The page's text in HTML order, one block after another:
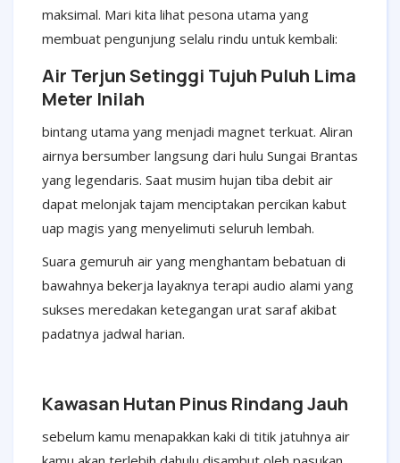
maksimal. Mari kita lihat pesona utama yang
membuat pengunjung selalu rindu untuk kembali:
Air Terjun Setinggi Tujuh Puluh Lima
Meter Inilah
bintang utama yang menjadi magnet terkuat. Aliran
airnya bersumber langsung dari hulu Sungai Brantas
yang legendaris. Saat musim hujan tiba debit air
dapat melonjak tajam menciptakan percikan kabut
uap magis yang menyelimuti seluruh lembah.
Suara gemuruh air yang menghantam bebatuan di
bawahnya bekerja layaknya terapi audio alami yang
sukses meredakan ketegangan urat saraf akibat
padatnya jadwal harian.
Kawasan Hutan Pinus Rindang Jauh
sebelum kamu menapakkan kaki di titik jatuhnya air